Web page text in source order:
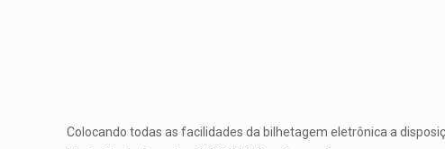
Colocando todas as facilidades da bilhetagem eletrônica a